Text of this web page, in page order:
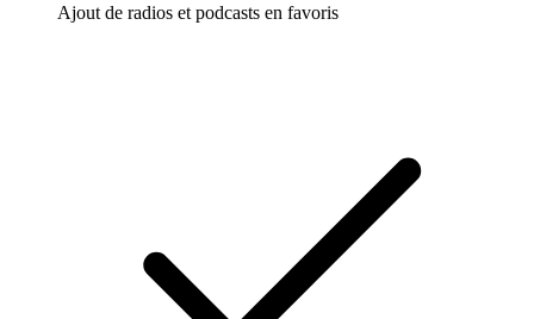
Ajout de radios et podcasts en favoris